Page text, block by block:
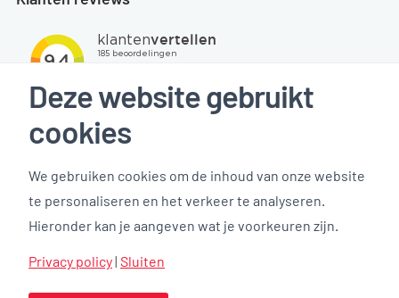
Privacyverklaring
Deze website gebruikt
cookies
We gebruiken cookies om de inhoud van onze website
te personaliseren en het verkeer te analyseren.
Hieronder kan je aangeven wat je voorkeuren zijn.
Privacy policy| Sluiten